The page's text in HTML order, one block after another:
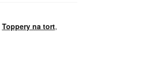
Toppery na tort,